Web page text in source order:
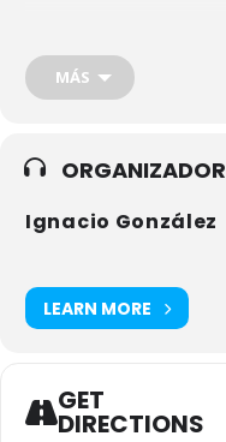
MÁS
ORGANIZADOR
Ignacio González
LEARN MORE
GET
DIRECTIONS